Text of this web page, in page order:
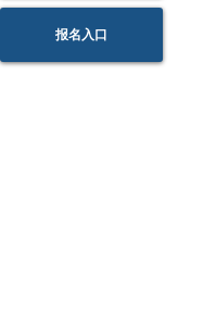
报名入口